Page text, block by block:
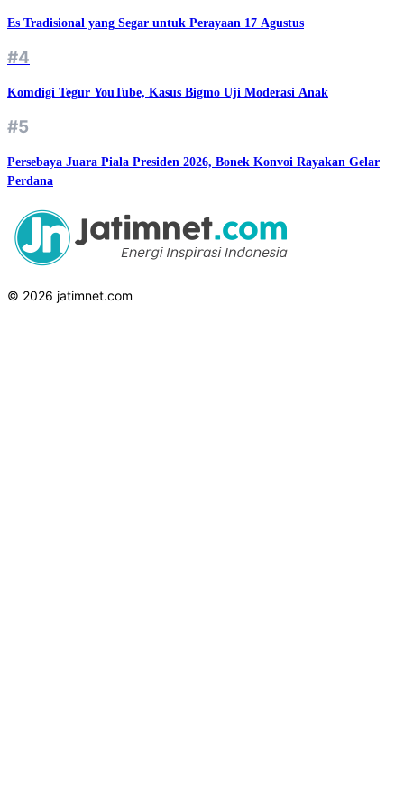
Es Tradisional yang Segar untuk Perayaan 17 Agustus
#4
Komdigi Tegur YouTube, Kasus Bigmo Uji Moderasi Anak
#5
Persebaya Juara Piala Presiden 2026, Bonek Konvoi Rayakan Gelar
Perdana
© 2026 jatimnet.com